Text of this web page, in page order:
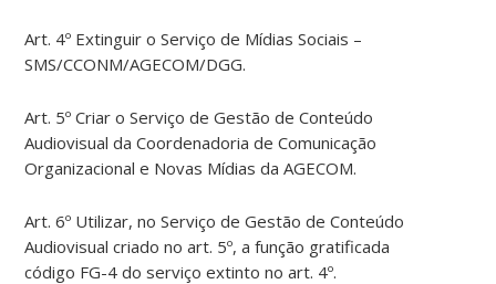
Art. 4º Extinguir o Serviço de Mídias Sociais –
SMS/CCONM/AGECOM/DGG.
Art. 5º Criar o Serviço de Gestão de Conteúdo
Audiovisual da Coordenadoria de Comunicação
Organizacional e Novas Mídias da AGECOM.
Art. 6º Utilizar, no Serviço de Gestão de Conteúdo
Audiovisual criado no art. 5º, a função gratificada
código FG-4 do serviço extinto no art. 4º.